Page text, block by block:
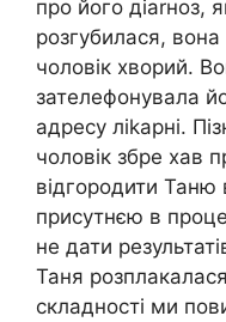
про його діаrноз,
розгубилася,
чоловік хворий.
зателефонувала
адресу ліkарні.
чоловік збре хав
відгородити Таню
присутнєю в
не дати
Таня
складності ми